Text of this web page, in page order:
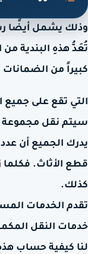
وذلك يشمل أيضًا
تُعَدُّ هذهِ البندية
كبيراً من
التي تقع على جميع
سيتم نقل مجموعة
يدرك الجميع أن
قطع الأثاث. فكلما
كذلك.
تقدم الخدمات
خدمات النقل
لنا كيفية حساب